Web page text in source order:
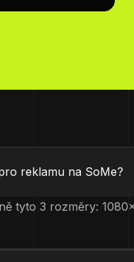
reklamu na SoMe?
tyto 3 rozměry: